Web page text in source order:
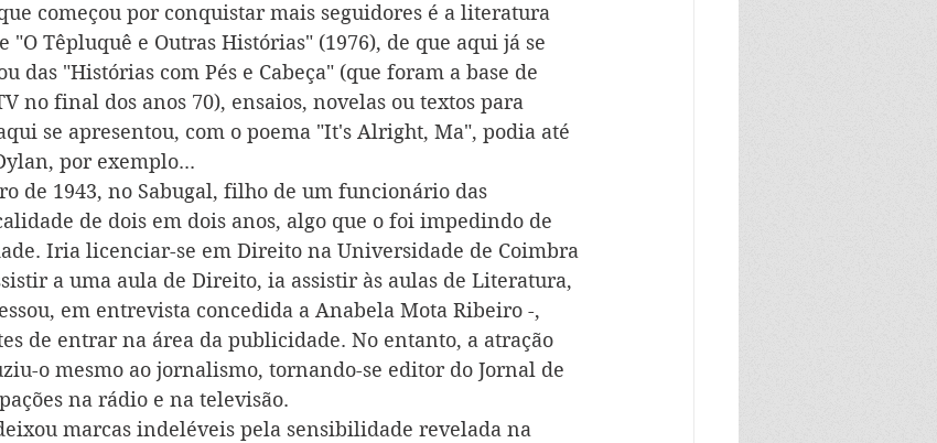
começou por conquistar mais seguidores é a literatura
"O Têpluquê e Outras Histórias" (1976), de que aqui já se
das "Histórias com Pés e Cabeça" (que foram a base de
no final dos anos 70), ensaios, novelas ou textos para
se apresentou, com o poema "It's Alright, Ma", podia até
por exemplo...
de 1943, no Sabugal, filho de um funcionário das
de dois em dois anos, algo que o foi impedindo de
Iria licenciar-se em Direito na Universidade de Coimbra
a uma aula de Direito, ia assistir às aulas de Literatura,
em entrevista concedida a Anabela Mota Ribeiro -,
de entrar na área da publicidade. No entanto, a atração
o mesmo ao jornalismo, tornando-se editor do Jornal de
na rádio e na televisão.
marcas indeléveis pela sensibilidade revelada na